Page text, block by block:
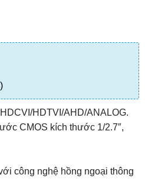
HDTVI/AHD/ANALOG.
CMOS kích thước 1/2.7″,
công nghệ hồng ngoại thông